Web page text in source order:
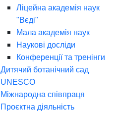
Ліцейна академія наук
"Вєді"
Мала академія наук
Наукові досліди
Конференції та тренінги
Дитячий ботанічний сад
UNESCO
Міжнародна співпраця
Проєктна діяльність